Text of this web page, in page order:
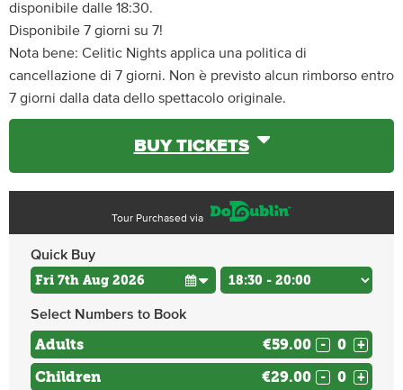
disponibile dalle 18:30.
Disponibile 7 giorni su 7!
Nota bene: Celitic Nights applica una politica di
cancellazione di 7 giorni. Non è previsto alcun rimborso entro
7 giorni dalla data dello spettacolo originale.
BUY TICKETS
Tour Purchased via
Quick Buy
Select Numbers to Book
Adults €59.00 - +
Children €29.00 - +